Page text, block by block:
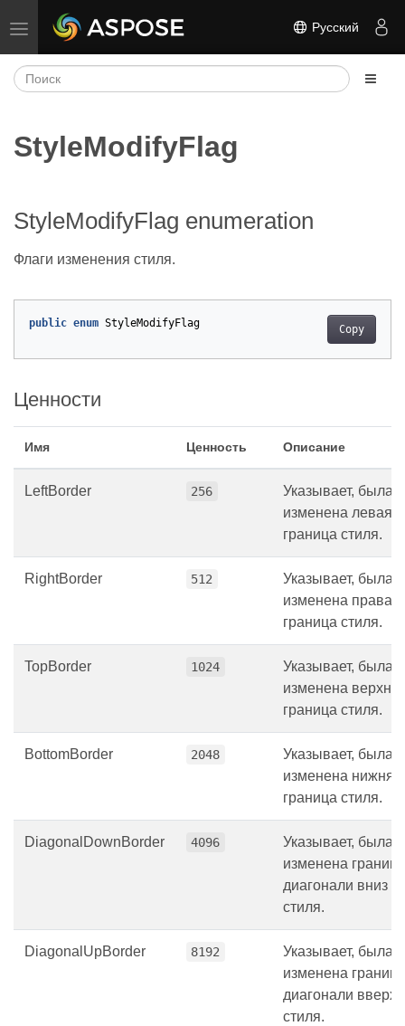
Переключить навигацию Русский
StyleModifyFlag
StyleModifyFlag enumeration
Флаги изменения стиля.
Copy
public enum StyleModifyFlag
Ценности
Имя Ценность Описание
LeftBorder 256
Указывает, была
изменена левая
граница стиля.
RightBorder 512
Указывает, была
изменена правая
граница стиля.
TopBorder 1024
Указывает, была
изменена
граница стиля.
BottomBorder 2048
Указывает, была
изменена нижняя
граница стиля.
DiagonalDownBorder 4096
Указывает, была
изменена
диагонали вниз
стиля.
DiagonalUpBorder 8192
Указывает, была
изменена
диагонали вверх
стиля.